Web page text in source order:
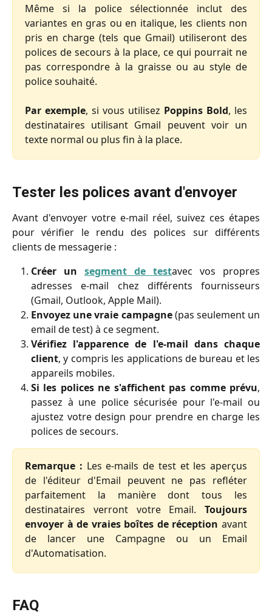
Même si la police sélectionnée inclut des
variantes en gras ou en italique, les clients non
pris en charge (tels que Gmail) utiliseront des
polices de secours à la place, ce qui pourrait ne
pas correspondre à la graisse ou au style de
police souhaité.
Par exemple, si vous utilisez Poppins Bold, les
destinataires utilisant Gmail peuvent voir un
texte normal ou plus fin à la place.
Tester les polices avant d'envoyer
Avant d'envoyer votre e-mail réel, suivez ces étapes
pour vérifier le rendu des polices sur différents
clients de messagerie :
Créer un segment de testavec vos propres
adresses e-mail chez différents fournisseurs
(Gmail, Outlook, Apple Mail).
Envoyez une vraie campagne(pas seulement un
email de test) à ce segment.
Vérifiez l'apparence de l'e-mail dans chaque
client, y compris les applications de bureau et les
appareils mobiles.
Si les polices ne s'affichent pas comme prévu,
passez à une police sécurisée pour l'e-mail ou
ajustez votre design pour prendre en charge les
polices de secours.
Remarque : Les e-mails de test et les aperçus
de l'éditeur d'Email peuvent ne pas refléter
parfaitement la manière dont tous les
destinataires verront votre Email. Toujours
envoyer à de vraies boîtes de réception avant
de lancer une Campagne ou un Email
d'Automatisation.
FAQ